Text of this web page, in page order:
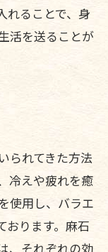
れることで、身
活を送ることが
られてきた方法
冷えや疲れを癒
使用し、バラエ
おります。麻石
、それぞれの効